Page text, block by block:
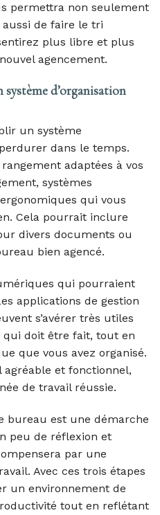
permettra non seulement
aussi de faire le tri
plus libre et plus
agencement.
système d’organisation
un système
dans le temps.
adaptées à vos
systèmes
qui vous
Cela pourrait inclure
divers documents ou
bien agencé.
qui pourraient
applications de gestion
s’avérer très utiles
doit être fait, tout en
que vous avez organisé.
agréable et fonctionnel,
de travail réussie.
bureau est une démarche
peu de réflexion et
par une
Avec ces trois étapes
un environnement de
tout en reflétant